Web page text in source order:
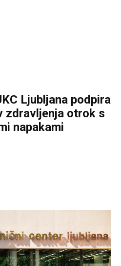
Ljubljana podpira
zdravljenja otrok s
napakami